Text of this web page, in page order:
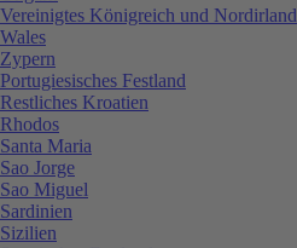
Vereinigtes Königreich und Nordirland
Wales
Zypern
Portugiesisches Festland
Restliches Kroatien
Rhodos
Santa Maria
Sao Jorge
Sao Miguel
Sardinien
Sizilien